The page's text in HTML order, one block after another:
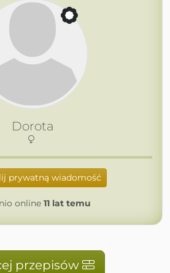
Dorota
prywatną wiadomość
online 11 lat temu
przepisów